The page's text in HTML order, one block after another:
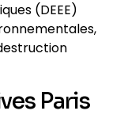
(DEEE)
Paris